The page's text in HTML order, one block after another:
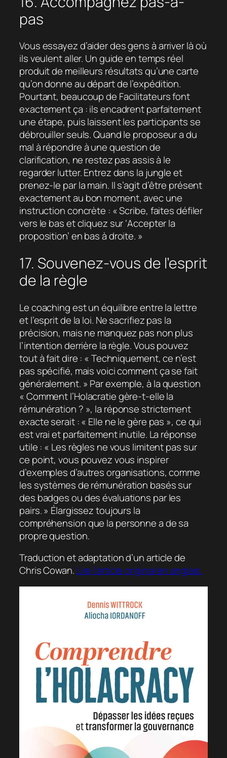
pas
Vous essayez d’aider des gens à arriver là où
ils veulent aller. Un guide en temps réel
produit de meilleurs résultats qu’une carte
qu’on donne au départ de l’expédition.
Pourtant, beaucoup de Facilitateurs font
exactement ça : ils encadrent parfaitement
une étape, puis laissent les participants se
débrouiller seuls. Quand le proposeur a du
mal à répondre à une question de
clarification, ne restez pas assis à le
regarder lutter. Entrez dans la jungle et
prenez-le par la main. Il s’agit d’être présent
exactement au bon moment, avec une
instruction concrète : « Scribe, faites défiler
vers le bas et cliquez sur ‘Accepter la
proposition’ en bas à droite. »
17. Souvenez-vous de l’esprit
de la règle
Le coaching est un équilibre entre la lettre
et l’esprit de la loi. Ne sacrifiez pas la
précision, mais ne manquez pas non plus
l’intention derrière la règle. Vous pouvez
tout à fait dire : « Techniquement, ce n’est
pas spécifié, mais voici comment ça se fait
généralement. » Par exemple, à la question
« Comment l’Holacratie gère-t-elle la
rémunération ? », la réponse strictement
exacte serait : « Elle ne le gère pas », ce qui
est vrai et parfaitement inutile. La réponse
utile : « Les règles ne vous limitent pas sur
ce point, vous pouvez vous inspirer
d’exemples d’autres organisations, comme
les systèmes de rémunération basés sur
des badges ou des évaluations par les
pairs. » Élargissez toujours la
compréhension que la personne a de sa
propre question.
Traduction et adaptation d’un article de
Chris Cowan. Lire l’article original en anglais.